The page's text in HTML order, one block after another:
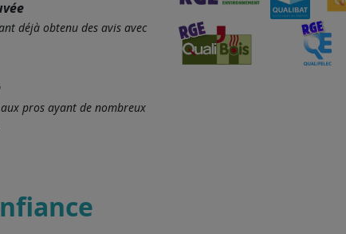
déjà obtenu des avis avec
pros ayant de nombreux